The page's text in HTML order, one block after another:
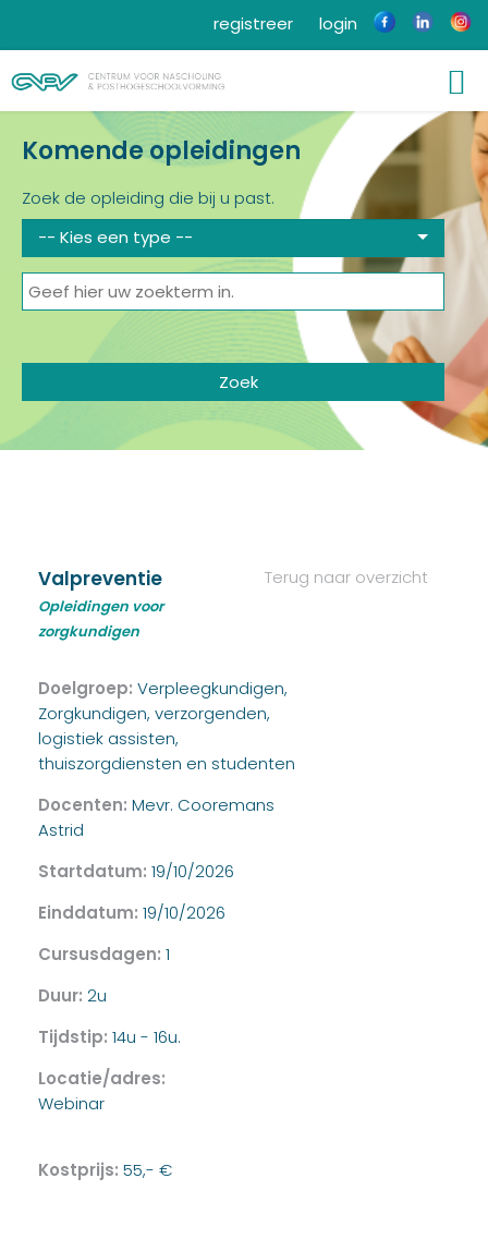
login
registreer
Komende opleidingen
Zoek de opleiding die bij u past.
-- Kies een type --
Terug naar overzicht
Valpreventie
Opleidingen voor
zorgkundigen
Doelgroep: Verpleegkundigen,
Zorgkundigen, verzorgenden,
logistiek assisten,
thuiszorgdiensten en studenten
Docenten: Mevr. Cooremans
Astrid
Startdatum: 19/10/2026
Einddatum: 19/10/2026
Cursusdagen: 1
Duur: 2u
Tijdstip: 14u - 16u.
Locatie/adres:
Webinar
Kostprijs: 55,- €